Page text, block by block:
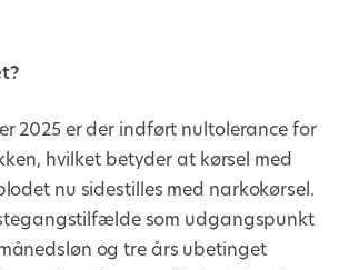
2025 er der indført nultolerance for
hvilket betyder at kørsel med
nu sidestilles med narkokørsel.
som udgangspunkt
og tre års ubetinget